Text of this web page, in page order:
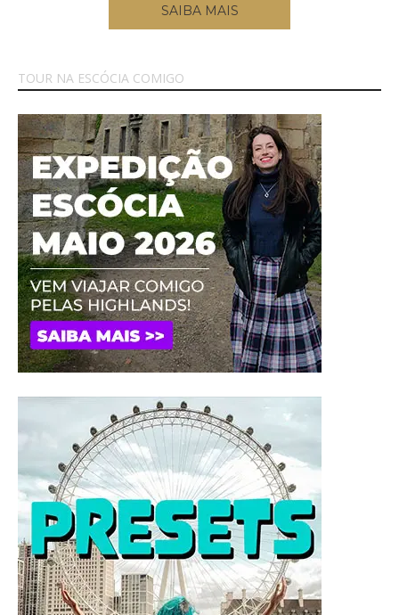
SAIBA MAIS
TOUR NA ESCÓCIA COMIGO